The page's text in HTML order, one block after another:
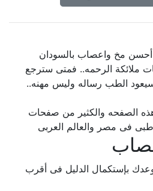
مخ واعصاب بالسودان
ملائكة الرحمه.. فمتى سترجع
الطب رساله وليس مهنه..
الصفحه والكثير من صفحات
فى مصر والعالم العربى
بإستكمال الدليل فى أقرب